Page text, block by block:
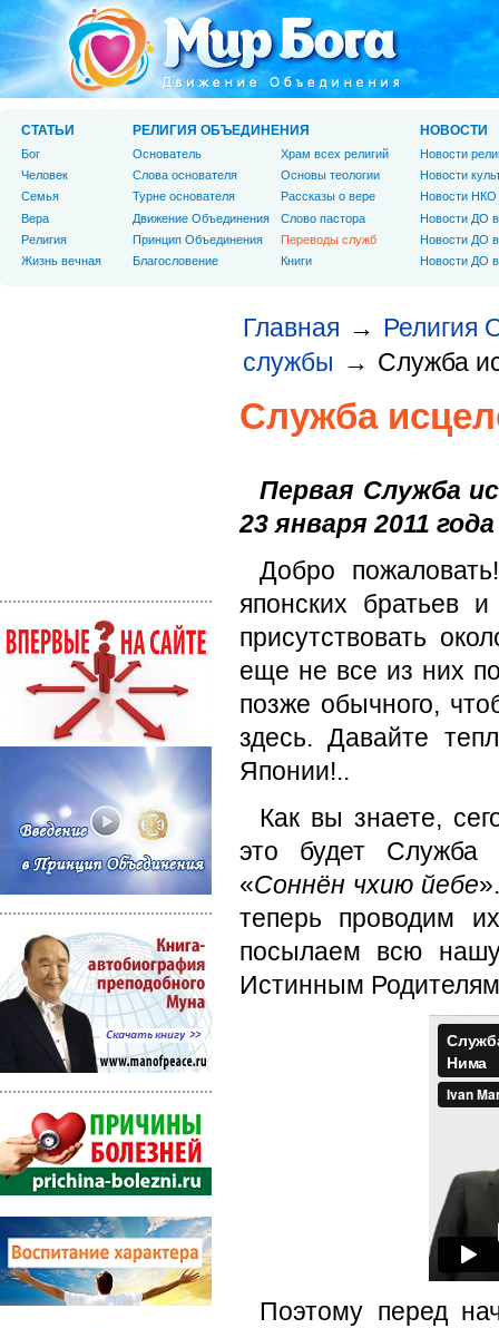
Главная → Религия
службы → Служба
Служба
Первая Служба
23 января 2011 года
Добро
японских братьев
присутствовать
еще не все из них
позже обычного,
здесь. Давайте
Японии!..
Как вы знаете,
это будет Служба
«Соннён чхию йебе
теперь проводим
посылаем всю
Истинным
Поэтому перед
СТАТЬИ
Бог
Человек
Cемья
Вера
Религия
Жизнь вечная
РЕЛИГИЯ ОБЪЕДИНЕНИЯ
Основатель
Слова основателя
Турне основателя
Движение Объединения
Принцип Объединения
Благословение
Храм всех религий
Основы теологии
Рассказы о вере
Слово пастора
Переводы служб
Книги
НОВОСТИ
Новости
Новости
Новости НКО
Новости ДО
Новости ДО
Новости ДО